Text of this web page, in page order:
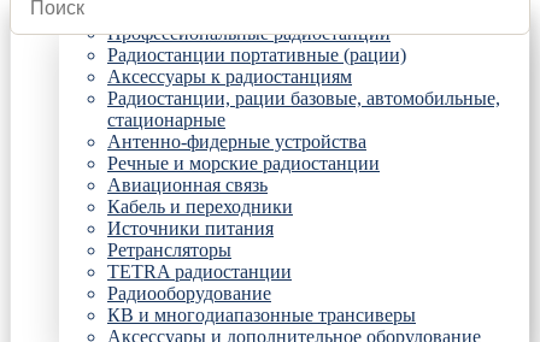
Радиостанции
Профессиональные радиостанции
Радиостанции портативные (рации)
Аксессуары к радиостанциям
Радиостанции, рации базовые, автомобильные,
стационарные
Антенно-фидерные устройства
Речные и морские радиостанции
Авиационная связь
Кабель и переходники
Источники питания
Ретрансляторы
TETRA радиостанции
Радиооборудование
КВ и многодиапазонные трансиверы
Аксессуары и дополнительное оборудование